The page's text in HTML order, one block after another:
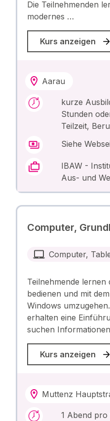
Die Teilnehmenden
modernes …
Kurs anzeigen
Aarau
kurze
Stunden
Teilzeit,
Siehe
IBAW -
Aus- und
Computer,
Computer,
Teilnehmende lernen
bedienen und mit
Windows
erhalten eine
suchen
Kurs anzeigen
Muttenz
1 Abend